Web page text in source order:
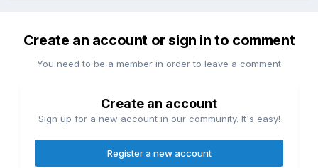
Create an account or sign in to comment
You need to be a member in order to leave a comment
Create an account
Sign up for a new account in our community. It's easy!
Register a new account